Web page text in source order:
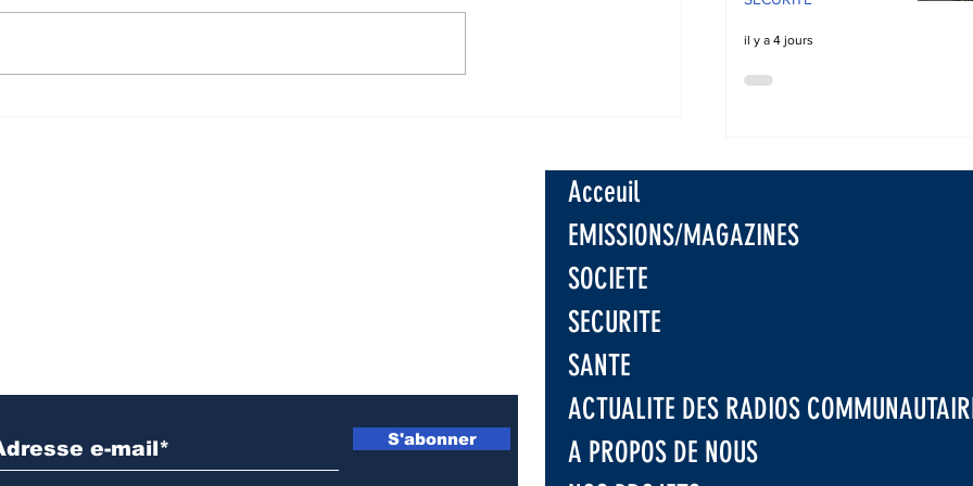
agriculteurs avant la
prochaine saison
il y a 4 jours
S'abonner
Acceuil
EMISSIONS/MAGAZINES
SOCIETE
SECURITE
SANTE
ACTUALITE DES RADIOS
A PROPOS DE NOUS